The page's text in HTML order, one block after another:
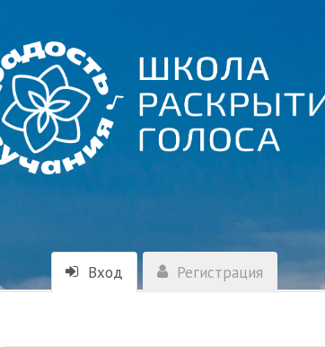
Вход Регистрация